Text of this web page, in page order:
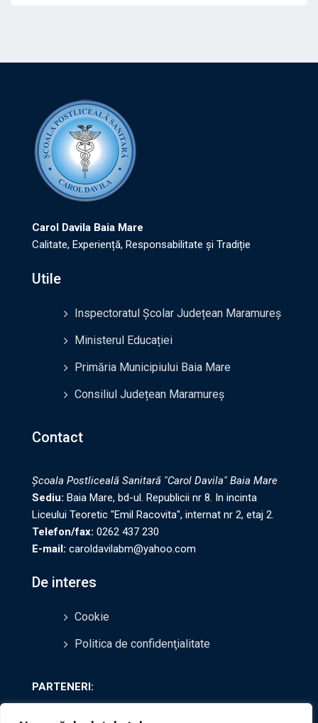
Carol Davila Baia Mare
Calitate, Experiență, Responsabilitate și Tradiție
Utile
Inspectoratul Școlar Județean Maramureș
Ministerul Educației
Primăria Municipiului Baia Mare
Consiliul Județean Maramureș
Contact
Şcoala Postliceală Sanitară "Carol Davila" Baia Mare
Sediu: Baia Mare, bd-ul. Republicii nr 8. In incinta
Liceului Teoretic "Emil Racovita", internat nr 2, etaj 2.
Telefon/fax: 0262 437 230
E-mail: caroldavilabm@yahoo.com
De interes
Cookie
Politica de confidenţialitate
PARTENERI:
Ziarul de Maramures